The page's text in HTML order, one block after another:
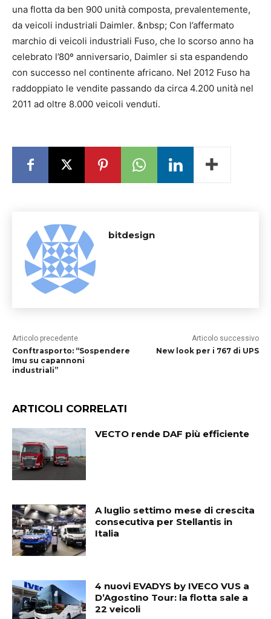
una flotta da ben 900 unità composta, prevalentemente,
da veicoli industriali Daimler. &nbsp; Con l’affermato
marchio di veicoli industriali Fuso, che lo scorso anno ha
celebrato l’80º anniversario, Daimler si sta espandendo
con successo nel continente africano. Nel 2012 Fuso ha
raddoppiato le vendite passando da circa 4.200 unità nel
2011 ad oltre 8.000 veicoli venduti.
bitdesign
Articolo precedente
Conftrasporto: “Sospendere
Imu su capannoni
industriali”
Articolo successivo
New look per i 767 di UPS
ARTICOLI CORRELATI
VECTO rende DAF più efficiente
A luglio settimo mese di crescita
consecutiva per Stellantis in
Italia
4 nuovi EVADYS by IVECO VUS a
D’Agostino Tour: la flotta sale a
22 veicoli